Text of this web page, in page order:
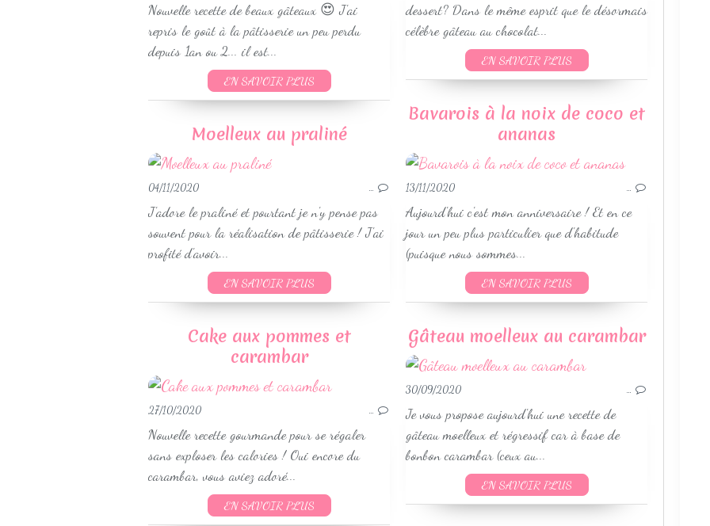
Nouvelle recette de beaux gâteaux 😍 J'ai
repris le goût à la pâtisserie un peu perdu
depuis 1an ou 2... il est...
EN SAVOIR PLUS
dessert? Dans le même esprit que le désormais
célèbre gâteau au chocolat...
EN SAVOIR PLUS
Bavarois à la noix de coco et
ananas
13/11/2020 …
Aujourd'hui c'est mon anniversaire ! Et en ce
jour un peu plus particulier que d'habitude
(puisque nous sommes...
EN SAVOIR PLUS
Moelleux au praliné
GÂTEAUX
WEIGHTWATCHERS
04/11/2020 …
J'adore le praliné et pourtant je n'y pense pas
souvent pour la réalisation de pâtisserie ! J'ai
profité d'avoir...
EN SAVOIR PLUS
Cake aux pommes et
carambar
WEIGHTWATCHERS
RECETTES AUTOMNE
RECETTES HIVER
CAKE
27/10/2020 …
Nouvelle recette gourmande pour se régaler
sans exploser les calories ! Oui encore du
carambar, vous aviez adoré...
EN SAVOIR PLUS
Gâteau moelleux au carambar
30/09/2020 …
Je vous propose aujourd'hui une recette de
gâteau moelleux et régressif car à base de
bonbon carambar (ceux au...
EN SAVOIR PLUS